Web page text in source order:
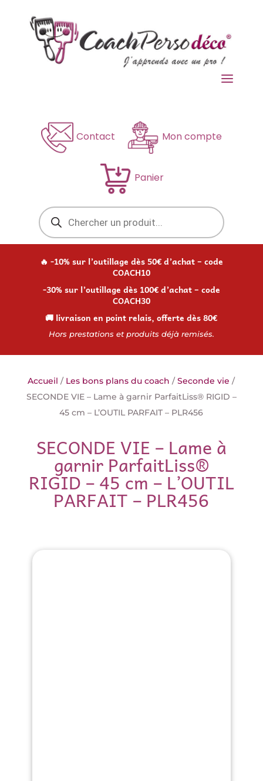
a
Contact Mon compte
Panier
Recherche
de
produits
🔥 -10% sur l’outillage dès 50€ d’achat – code
COACH10
-30% sur l’outillage dès 100€ d’achat – code
COACH30
🚚 livraison en point relais, offerte dès 80€
Hors prestations et produits déjà remisés.
Accueil / Les bons plans du coach /Seconde vie /
SECONDE VIE – Lame à garnir ParfaitLiss® RIGID –
45 cm – L’OUTIL PARFAIT – PLR456
SECONDE VIE – Lame à
garnir ParfaitLiss®
RIGID – 45 cm – L’OUTIL
PARFAIT – PLR456